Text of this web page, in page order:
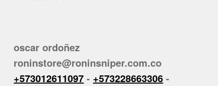
oscar ordoñez
roninstore@roninsniper.com.co
+573012611097 - +573228663306 -